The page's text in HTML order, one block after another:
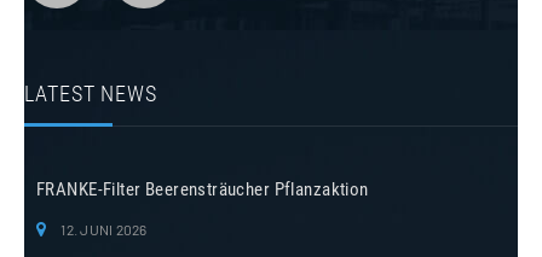
LATEST NEWS
FRANKE-Filter Beerensträucher Pflanzaktion
12. JUNI 2026